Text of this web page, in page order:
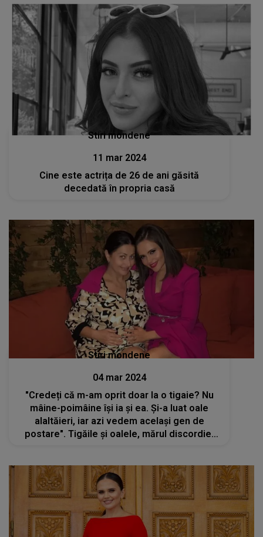
Stiri mondene
11 mar 2024
Cine este actrița de 26 de ani găsită
decedată în propria casă
Stiri mondene
04 mar 2024
"Credeți că m-am oprit doar la o tigaie? Nu
mâine-poimâine își ia și ea. Și-a luat oale
alaltăieri, iar azi vedem același gen de
postare". Tigăile și oalele, mărul discordiei